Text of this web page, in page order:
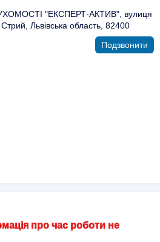
"ЕКСПЕРТ-АКТИВ", вулиця
Львівська область, 82400
Подзвонити
про час роботи не